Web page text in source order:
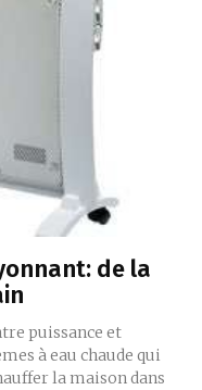
de la
puissance et
à eau chaude qui
la maison dans